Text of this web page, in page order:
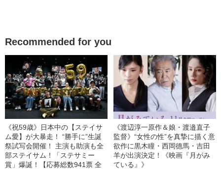
Recommended for you
《祝59歳》日本中の【ステイサ
ム愛】が大暴走！ “勝手に”生誕
祭試写会開催！ 主演も助演も全
部ステイサム！「ステサミー
賞」爆誕！【応募総数941票 全
《渡辺淳一原作＆娘・渡邉直子
監督》“女性の性”を真摯に描く意
欲作に黒木瞳・西岡德馬・吉田
羊が出演決定！《映画『月がみ
ている』》